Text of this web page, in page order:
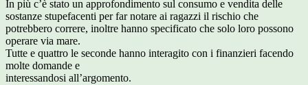
In più c’è stato un approfondimento sul consumo e vendita delle
sostanze stupefacenti per far notare ai ragazzi il rischio che
potrebbero correre, inoltre hanno specificato che solo loro possono
operare via mare.
Tutte e quattro le seconde hanno interagito con i finanzieri facendo
molte domande e
interessandosi all’argomento.